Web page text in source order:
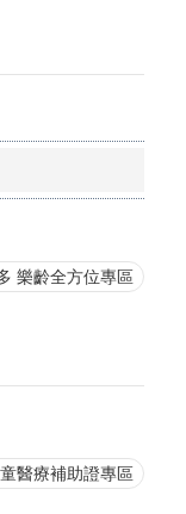
樂齡全方位專區
醫療補助證專區